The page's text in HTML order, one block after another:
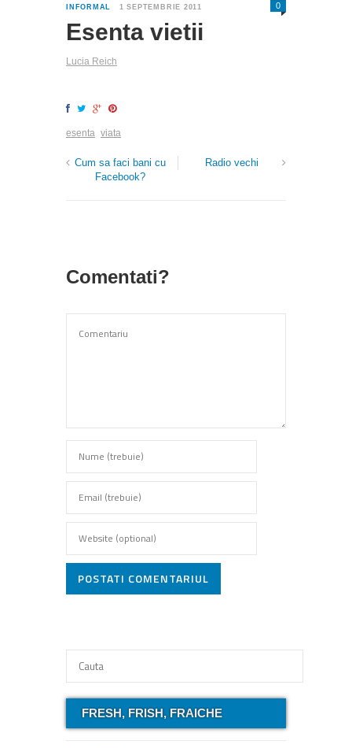
INFORMAL 1 SEPTEMBRIE 2011
Esenta vietii
0
Lucia Reich
esenta viata
Cum sa faci bani cu
Facebook?
Radio vechi
Comentati?
POSTATI COMENTARIUL
FRESH, FRISH, FRAICHE